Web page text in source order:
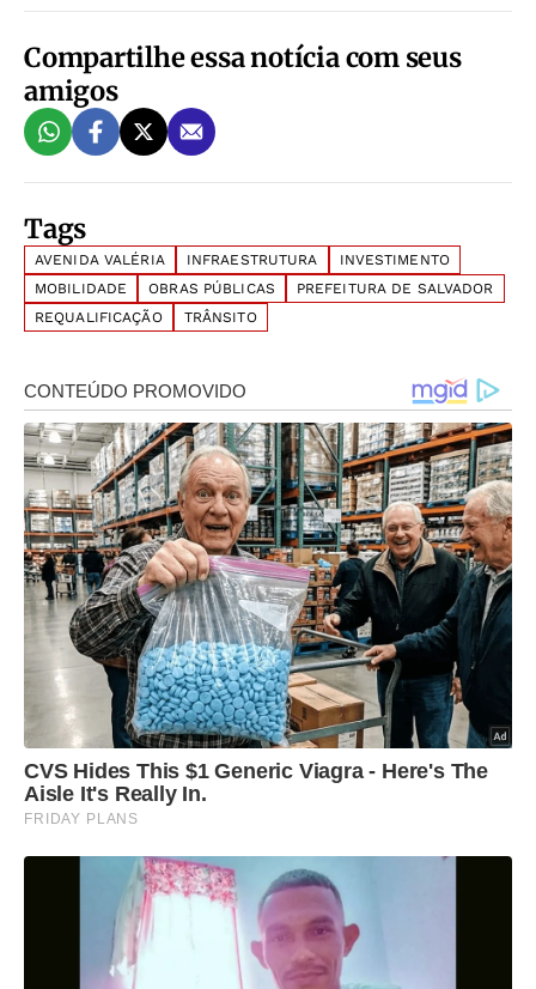
Compartilhe essa notícia com seus
amigos
Tags
AVENIDA VALÉRIA INFRAESTRUTURA
INVESTIMENTO
MOBILIDADE
OBRAS PÚBLICAS
PREFEITURA DE SALVADOR
REQUALIFICAÇÃO
TRÂNSITO